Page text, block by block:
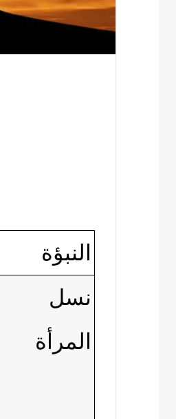
النبؤة
نسل
المرأة